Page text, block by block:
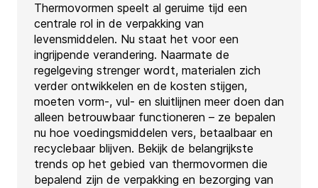
Thermovormen speelt al geruime tijd een
centrale rol in de verpakking van
levensmiddelen. Nu staat het voor een
ingrijpende verandering. Naarmate de
regelgeving strenger wordt, materialen zich
verder ontwikkelen en de kosten stijgen,
moeten vorm-, vul- en sluitlijnen meer doen dan
alleen betrouwbaar functioneren – ze bepalen
nu hoe voedingsmiddelen vers, betaalbaar en
recyclebaar blijven. Bekijk de belangrijkste
trends op het gebied van thermovormen die
bepalend zijn de verpakking en bezorging van